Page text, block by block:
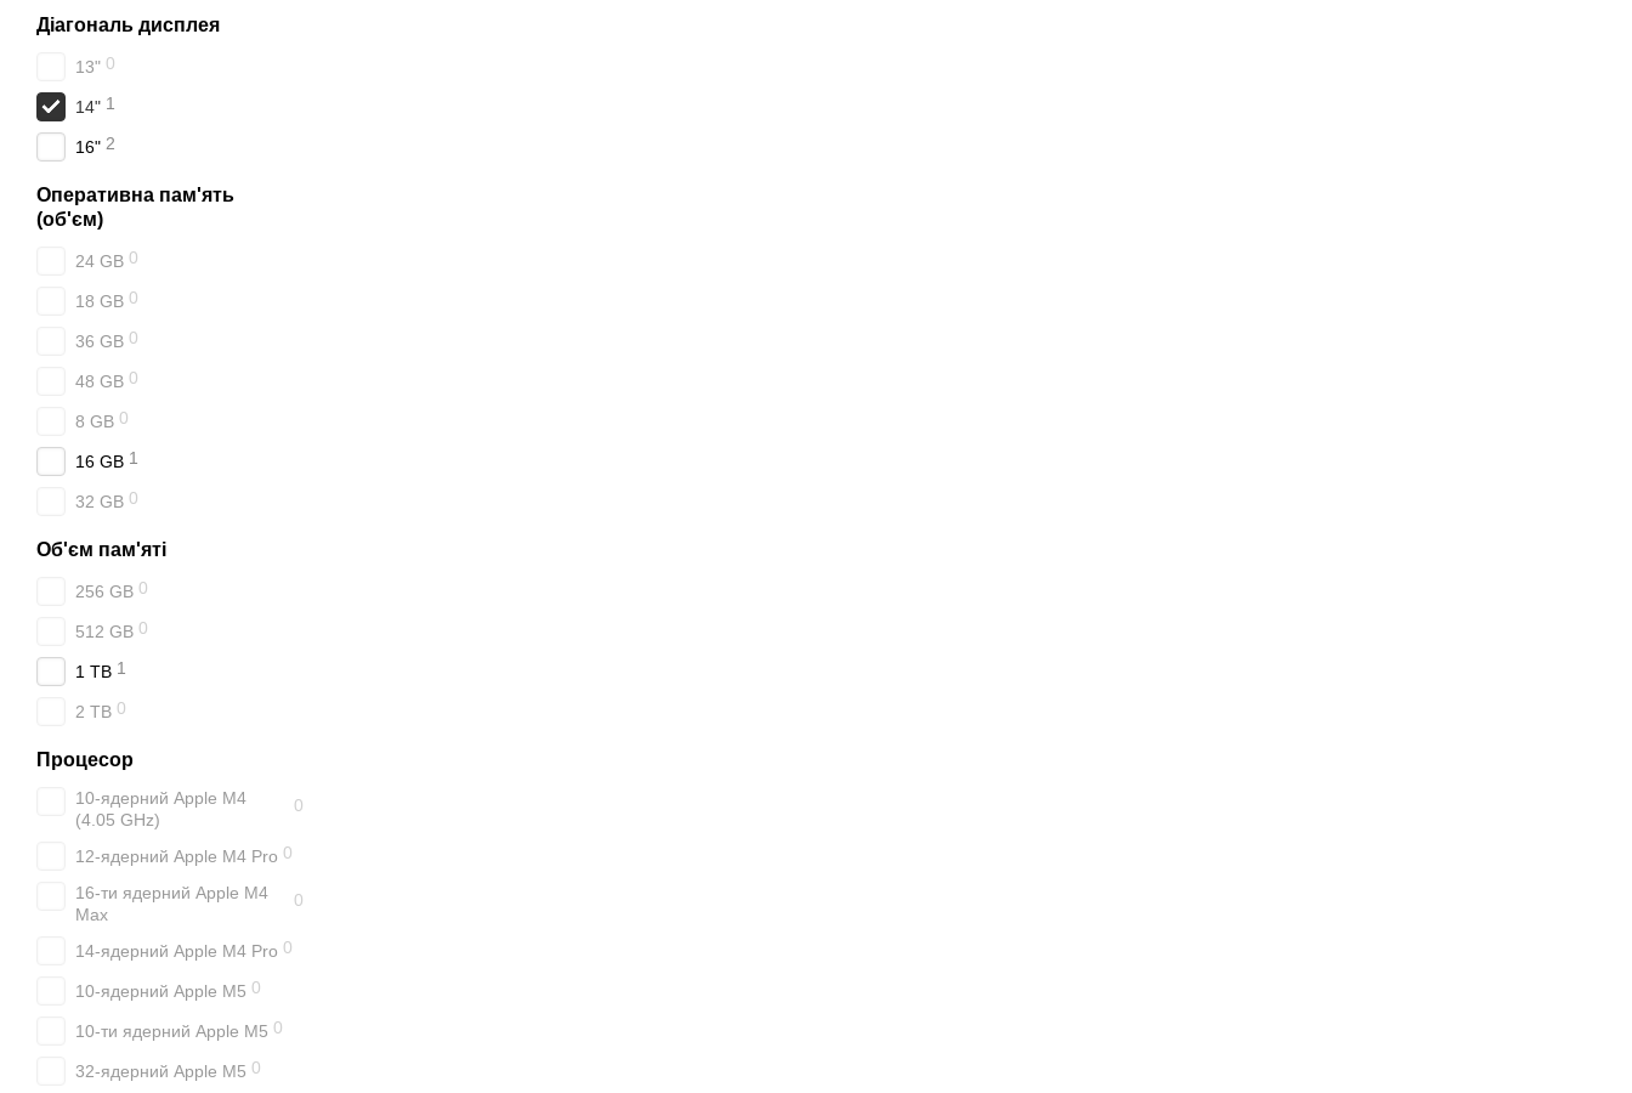
Діагональ дисплея
13" 0
14" 1
16" 2
Оперативна пам'ять
(об'єм)
24 GB 0
18 GB 0
36 GB 0
48 GB 0
8 GB 0
16 GB 1
32 GB 0
Об'єм пам'яті
256 GB 0
512 GB 0
1 TB 1
2 TB 0
Процесор
10-ядерний Apple M4
(4.05 GHz)
0
12-ядерний Apple M4 Pro 0
16-ти ядерний Apple M4
Max
0
14-ядерний Apple M4 Pro 0
10-ядерний Apple M5 0
10-ти ядерний Apple M5 0
32-ядерний Apple M5 0